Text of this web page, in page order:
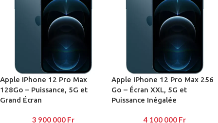
Apple iPhone 12 Pro Max
128Go – Puissance, 5G et
Grand Écran
3 900 000 Fr
Apple iPhone 12 Pro Max 256
Go – Écran XXL, 5G et
Puissance Inégalée
4 100 000 Fr